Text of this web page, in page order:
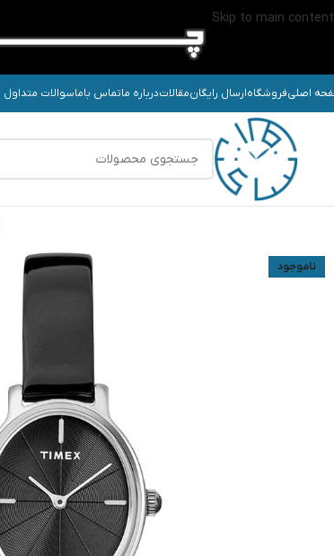
Skip to main content
اصلیفروشگاهارسال رایگانمقالاتدرباره ماتماس باماسوالات متداول
ناموجود